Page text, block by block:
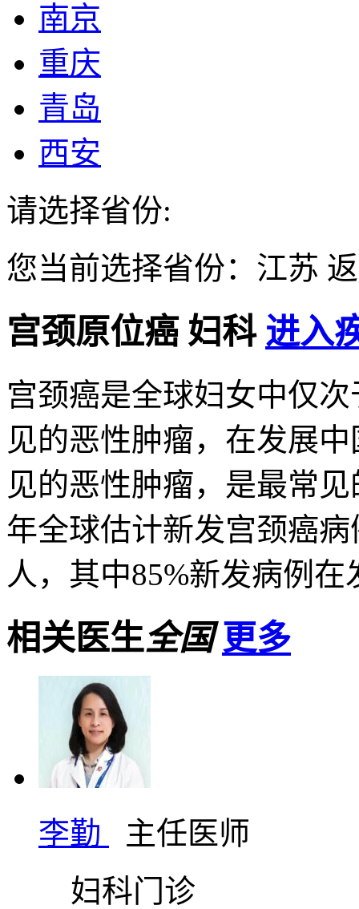
南京
重庆
青岛
西安
请选择省份:
您当前选择省份： 江苏
宫颈原位癌 妇科 进入
宫颈癌是全球妇女中仅
见的恶性肿瘤，在发展
见的恶性肿瘤，是最常
年全球估计新发宫颈癌
人，其中85%新发病例在
相关医生全国 更多
李勤
主任医师
妇科门诊